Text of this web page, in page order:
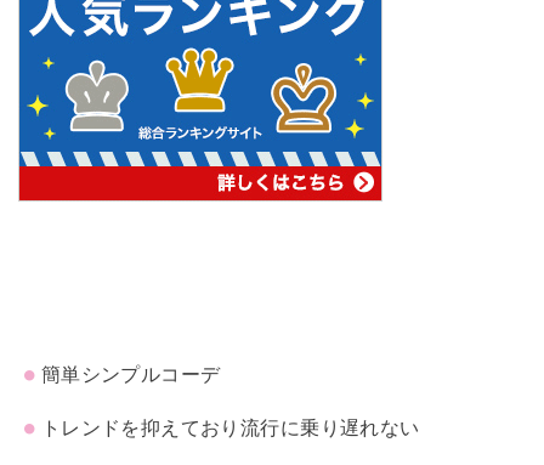
簡単シンプルコーデ
トレンドを抑えており流行に乗り遅れない